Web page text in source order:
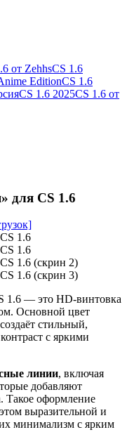
от ZehhsCS 1.6
EditionCS 1.6
CS 1.6 2025CS 1.6 от
для CS 1.6
1.6 — это HD-винтовка
Основной цвет
стильный,
с яркими
линии, включая
добавляют
Такое оформление
выразительной и
минимализм с ярким